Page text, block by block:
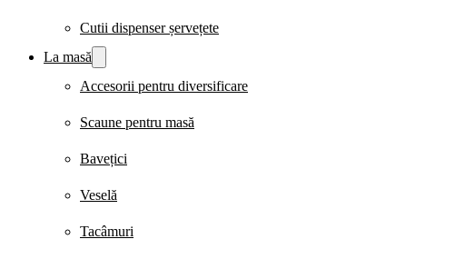
Cutii dispenser șervețete
La masă
Accesorii pentru diversificare
Scaune pentru masă
Bavețici
Veselă
Tacâmuri